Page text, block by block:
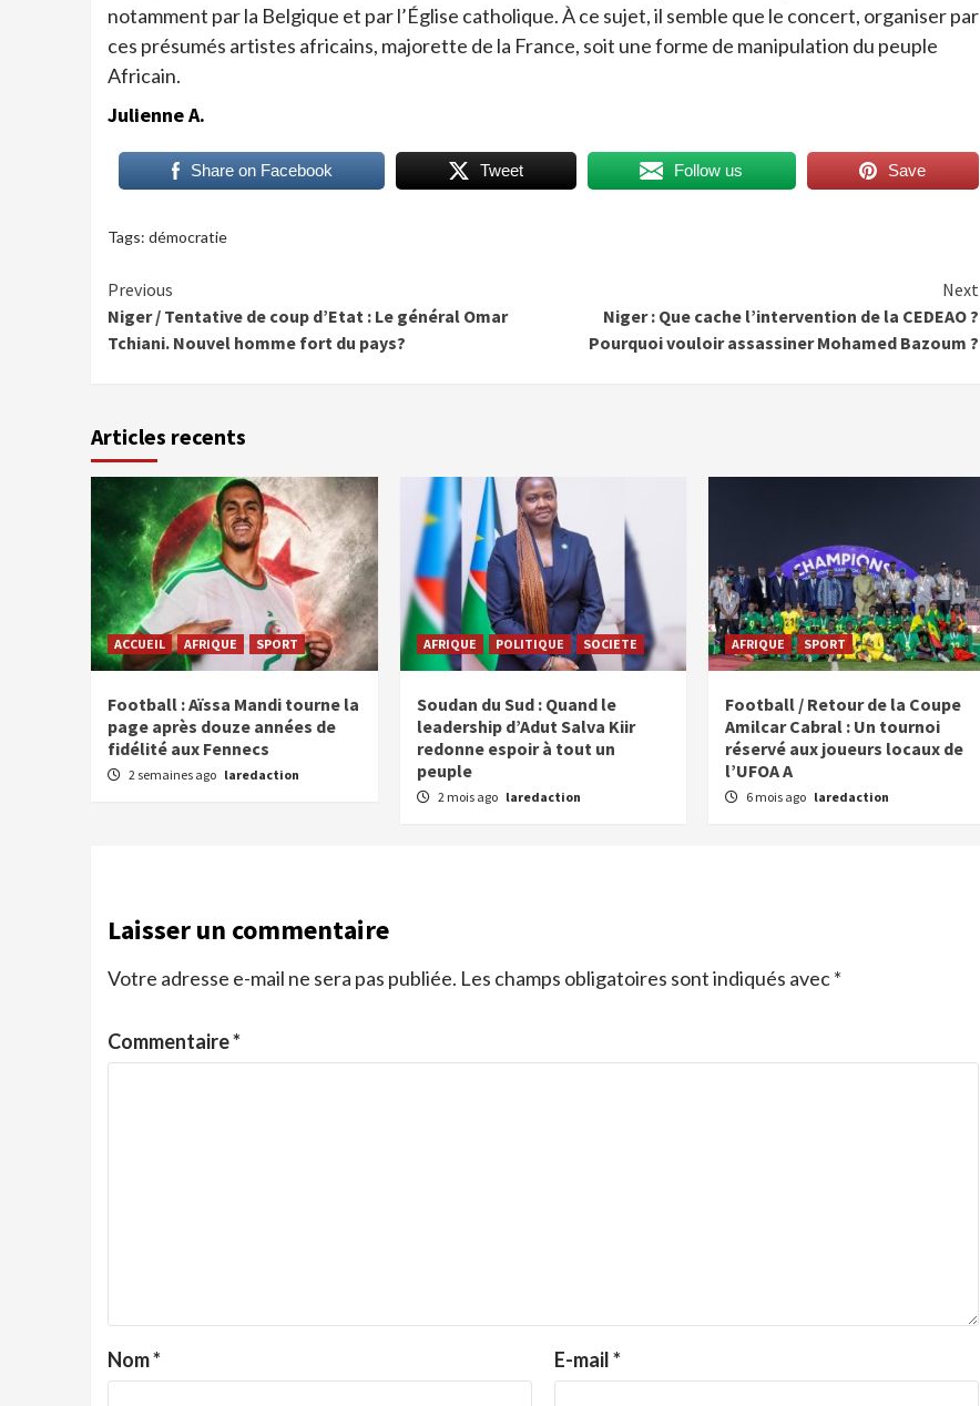
notamment par la Belgique et par l’Église catholique. À ce sujet, il semble que le concert, organiser par
ces présumés artistes africains, majorette de la France, soit une forme de manipulation du peuple
Africain.
Julienne A.
Share on Facebook Tweet Follow us Save
Tags: démocratie
Continue
Reading
Previous
Niger / Tentative de coup d’Etat : Le général Omar
Tchiani. Nouvel homme fort du pays?
Next
Niger : Que cache l’intervention de la CEDEAO ?
Pourquoi vouloir assassiner Mohamed Bazoum ?
Articles recents
ACCUEIL AFRIQUE SPORT
Football : Aïssa Mandi tourne la
page après douze années de
fidélité aux Fennecs
2 semaines ago laredaction
AFRIQUE POLITIQUE SOCIETE
Soudan du Sud : Quand le
leadership d’Adut Salva Kiir
redonne espoir à tout un
peuple
2 mois ago laredaction
AFRIQUE SPORT
Football / Retour de la Coupe
Amilcar Cabral : Un tournoi
réservé aux joueurs locaux de
l’UFOA A
6 mois ago laredaction
Laisser un commentaire
Votre adresse e-mail ne sera pas publiée. Les champs obligatoires sont indiqués avec*
Commentaire*
Nom* E-mail*